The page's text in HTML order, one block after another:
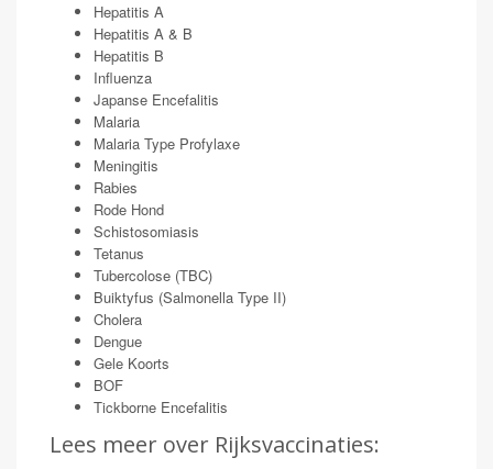
Hepatitis A
Hepatitis A & B
Hepatitis B
Influenza
Japanse Encefalitis
Malaria
Malaria Type Profylaxe
Meningitis
Rabies
Rode Hond
Schistosomiasis
Tetanus
Tubercolose (TBC)
Buiktyfus (Salmonella Type II)
Cholera
Dengue
Gele Koorts
BOF
Tickborne Encefalitis
Lees meer over Rijksvaccinaties: